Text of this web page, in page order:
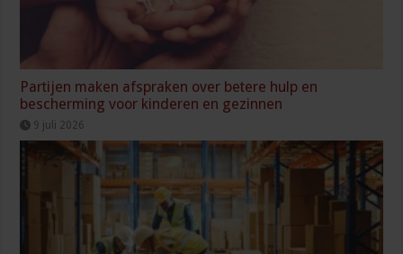
Partijen maken afspraken over betere hulp en
bescherming voor kinderen en gezinnen
9 juli 2026